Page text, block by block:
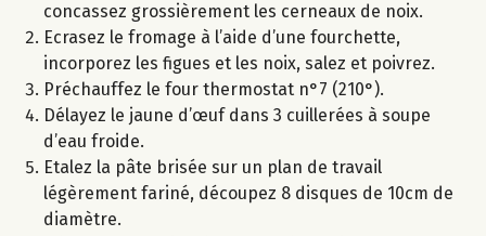
concassez grossièrement les cerneaux de noix.
Ecrasez le fromage à l’aide d’une fourchette,
incorporez les figues et les noix, salez et poivrez.
Préchauffez le four thermostat n°7 (210°).
Délayez le jaune d’œuf dans 3 cuillerées à soupe
d’eau froide.
Etalez la pâte brisée sur un plan de travail
légèrement fariné, découpez 8 disques de 10cm de
diamètre.